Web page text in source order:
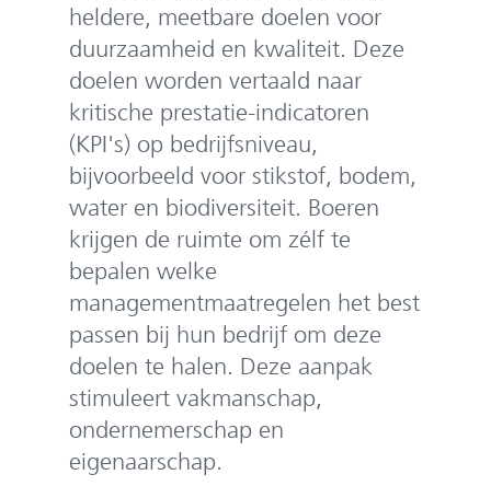
a
p
p
e
n
heldere, meetbare doelen voor
duurzaamheid en kwaliteit. Deze
doelen worden vertaald naar
kritische prestatie-indicatoren
(KPI's) op bedrijfsniveau,
bijvoorbeeld voor stikstof, bodem,
water en biodiversiteit. Boeren
krijgen de ruimte om zélf te
bepalen welke
managementmaatregelen het best
passen bij hun bedrijf om deze
doelen te halen. Deze aanpak
stimuleert vakmanschap,
ondernemerschap en
eigenaarschap.